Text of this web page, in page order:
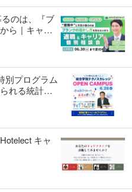
るのは、『ブ
ら｜キャリ
職＆キャリ
別プログラム
れる統計学
ゲストと
キャ